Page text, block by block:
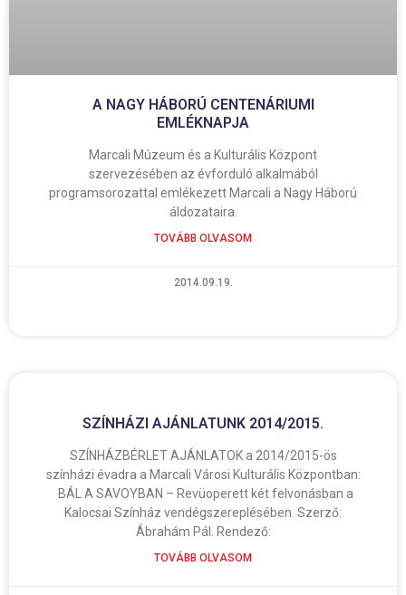
A NAGY HÁBORÚ CENTENÁRIUMI
EMLÉKNAPJA
Marcali Múzeum és a Kulturális Központ
szervezésében az évforduló alkalmából
programsorozattal emlékezett Marcali a Nagy Háború
áldozataira.
TOVÁBB OLVASOM
2014.09.19.
SZÍNHÁZI AJÁNLATUNK 2014/2015.
SZÍNHÁZBÉRLET AJÁNLATOK a 2014/2015-ös
színházi évadra a Marcali Városi Kulturális Központban:
BÁL A SAVOYBAN – Revüoperett két felvonásban a
Kalocsai Színház vendégszereplésében. Szerző:
Ábrahám Pál. Rendező:
TOVÁBB OLVASOM